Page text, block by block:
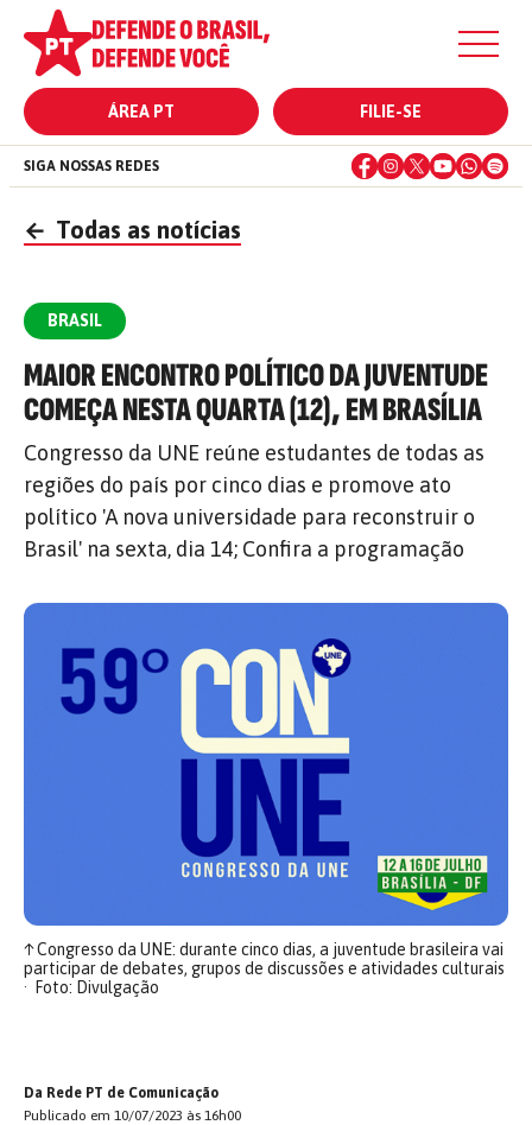
ÁREA PT FILIE-SE
SIGA NOSSAS REDES
← Todas as notícias
BRASIL
MAIOR ENCONTRO POLÍTICO DA JUVENTUDE
COMEÇA NESTA QUARTA (12), EM BRASÍLIA
Congresso da UNE reúne estudantes de todas as
regiões do país por cinco dias e promove ato
político 'A nova universidade para reconstruir o
Brasil' na sexta, dia 14; Confira a programação
↑Congresso da UNE: durante cinco dias, a juventude brasileira vai
participar de debates, grupos de discussões e atividades culturais
Foto: Divulgação
Da Rede PT de Comunicação
Publicado em 10/07/2023 às 16h00